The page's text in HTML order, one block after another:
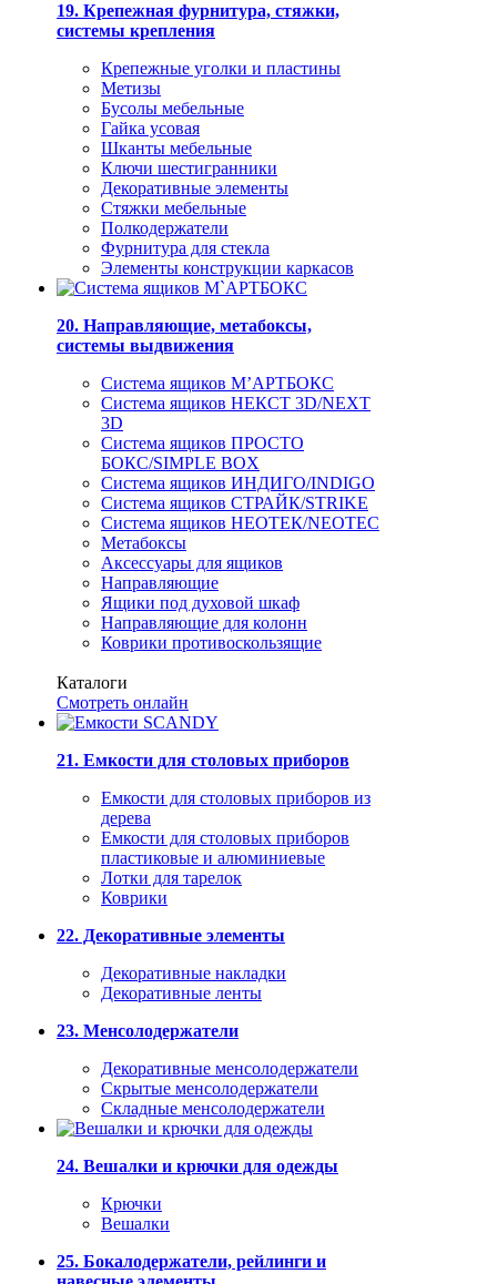
19. Крепежная фурнитура, стяжки,
системы крепления
Крепежные уголки и пластины
Метизы
Бусолы мебельные
Гайка усовая
Шканты мебельные
Ключи шестигранники
Декоративные элементы
Стяжки мебельные
Полкодержатели
Фурнитура для стекла
Элементы конструкции каркасов
20. Направляющие, метабоксы,
системы выдвижения
Система ящиков М’АРТБОКС
Система ящиков НЕКСТ 3D/NEXT
3D
Система ящиков ПРОСТО
БОКС/SIMPLE BOX
Система ящиков ИНДИГО/INDIGO
Система ящиков СТРАЙК/STRIKE
Система ящиков НЕОТЕК/NEOTEC
Метабоксы
Аксессуары для ящиков
Направляющие
Ящики под духовой шкаф
Направляющие для колонн
Коврики противоскользящие
Каталоги
Смотреть онлайн
21. Емкости для столовых приборов
Емкости для столовых приборов из
дерева
Емкости для столовых приборов
пластиковые и алюминиевые
Лотки для тарелок
Коврики
22. Декоративные элементы
Декоративные накладки
Декоративные ленты
23. Менсолодержатели
Декоративные менсолодержатели
Скрытые менсолодержатели
Складные менсолодержатели
24. Вешалки и крючки для одежды
Крючки
Вешалки
25. Бокалодержатели, рейлинги и